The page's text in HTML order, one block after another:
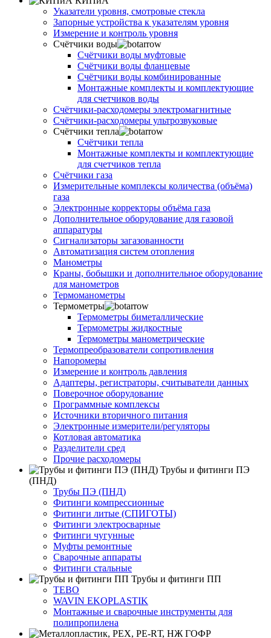
Указатели уровня, смотровые стекла
Запорные устройства к указателям уровня
Измерение и контроль уровня
Счётчики воды
Счётчики воды муфтовые
Счётчики воды фланцевые
Счётчики воды комбинированные
Монтажные комплекты и комплектующие
для счетчиков воды
Счётчики-расходомеры электромагнитные
Счётчики-расходомеры ультрозвуковые
Счётчики тепла
Счётчики тепла
Монтажные комплекты и комплектующие
для счетчиков тепла
Счётчики газа
Измерительные комплексы количества (объёма)
газа
Электронные корректоры объёма газа
Дополнительное оборудование для газовой
аппаратуры
Сигнализаторы загазованности
Автоматизация систем отопления
Манометры
Краны, бобышки и дополнительное оборудование
для манометров
Термоманометры
Термометры
Термометры биметаллические
Термометры жидкостные
Термометры манометрические
Термопреобразователи сопротивления
Напоромеры
Измерение и контроль давления
Адаптеры, регистраторы, считыватели данных
Поверочное оборудование
Программные комплексы
Источники вторичного питания
Электронные измерители/регуляторы
Котловая автоматика
Разделители сред
Прочие расходомеры
Трубы и фитинги ПЭ
(ПНД)
Трубы ПЭ (ПНД)
Фитинги компрессионные
Фитинги литые (СПИГОТЫ)
Фитинги электросварные
Фитинги чугунные
Муфты ремонтные
Сварочные аппараты
Фитинги стальные
Трубы и фитинги ПП
TEBO
WAVIN EKOPLASTIK
Монтажные и сварочные инструменты для
полипропилена